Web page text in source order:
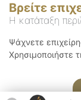
Βρείτε
Η κατάταξη
Ψάχνετε
Χρησιμοποιήστε